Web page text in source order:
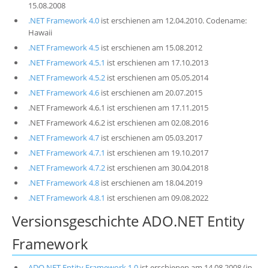
15.08.2008
.NET Framework 4.0ist erschienen am 12.04.2010. Codename:
Hawaii
.NET Framework 4.5ist erschienen am 15.08.2012
.NET Framework 4.5.1 ist erschienen am 17.10.2013
.NET Framework 4.5.2ist erschienen am 05.05.2014
.NET Framework 4.6ist erschienen am 20.07.2015
.NET Framework 4.6.1 ist erschienen am 17.11.2015
.NET Framework 4.6.2 ist erschienen am 02.08.2016
.NET Framework 4.7ist erschienen am 05.03.2017
.NET Framework 4.7.1 ist erschienen am 19.10.2017
.NET Framework 4.7.2ist erschienen am 30.04.2018
.NET Framework 4.8ist erschienen am 18.04.2019
.NET Framework 4.8.1 ist erschienen am 09.08.2022
Versionsgeschichte ADO.NET Entity
Framework